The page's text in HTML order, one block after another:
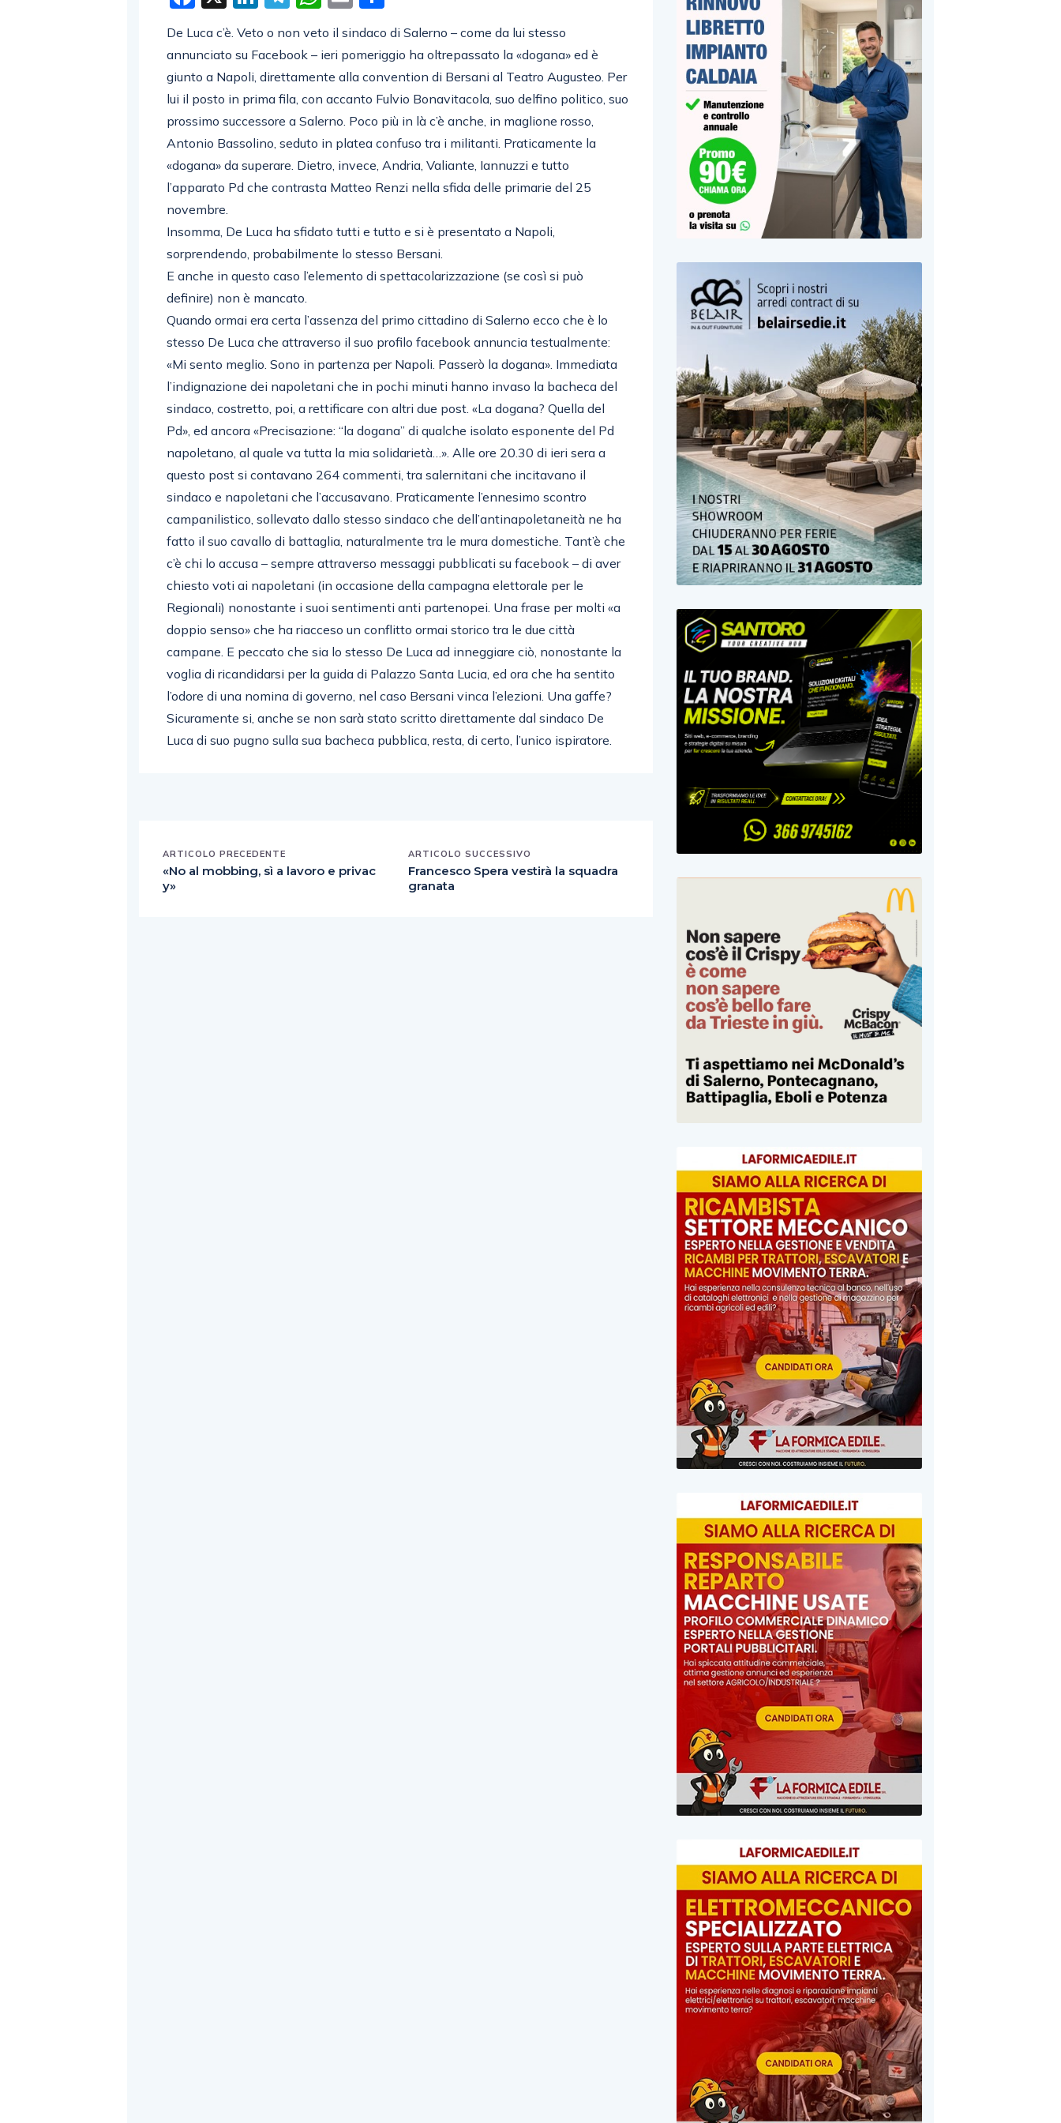
De Luca c’è. Veto o non veto il sindaco di Salerno – come da lui stesso
annunciato su Facebook – ieri pomeriggio ha oltrepassato la «dogana» ed è
giunto a Napoli, direttamente alla convention di Bersani al Teatro Augusteo. Per
lui il posto in prima fila, con accanto Fulvio Bonavitacola, suo delfino politico, suo
prossimo successore a Salerno. Poco più in là c’è anche, in maglione rosso,
Antonio Bassolino, seduto in platea confuso tra i militanti. Praticamente la
«dogana» da superare. Dietro, invece, Andria, Valiante, Iannuzzi e tutto
l’apparato Pd che contrasta Matteo Renzi nella sfida delle primarie del 25
novembre.
Insomma, De Luca ha sfidato tutti e tutto e si è presentato a Napoli,
sorprendendo, probabilmente lo stesso Bersani.
E anche in questo caso l’elemento di spettacolarizzazione (se così si può
definire) non è mancato.
Quando ormai era certa l’assenza del primo cittadino di Salerno ecco che è lo
stesso De Luca che attraverso il suo profilo facebook annuncia testualmente:
«Mi sento meglio. Sono in partenza per Napoli. Passerò la dogana». Immediata
l’indignazione dei napoletani che in pochi minuti hanno invaso la bacheca del
sindaco, costretto, poi, a rettificare con altri due post. «La dogana? Quella del
Pd», ed ancora «Precisazione: “la dogana” di qualche isolato esponente del Pd
napoletano, al quale va tutta la mia solidarietà…». Alle ore 20.30 di ieri sera a
questo post si contavano 264 commenti, tra salernitani che incitavano il
sindaco e napoletani che l’accusavano. Praticamente l’ennesimo scontro
campanilistico, sollevato dallo stesso sindaco che dell’antinapoletaneità ne ha
fatto il suo cavallo di battaglia, naturalmente tra le mura domestiche. Tant’è che
c’è chi lo accusa – sempre attraverso messaggi pubblicati su facebook – di aver
chiesto voti ai napoletani (in occasione della campagna elettorale per le
Regionali) nonostante i suoi sentimenti anti partenopei. Una frase per molti «a
doppio senso» che ha riacceso un conflitto ormai storico tra le due città
campane. E peccato che sia lo stesso De Luca ad inneggiare ciò, nonostante la
voglia di ricandidarsi per la guida di Palazzo Santa Lucia, ed ora che ha sentito
l’odore di una nomina di governo, nel caso Bersani vinca l’elezioni. Una gaffe?
Sicuramente si, anche se non sarà stato scritto direttamente dal sindaco De
Luca di suo pugno sulla sua bacheca pubblica, resta, di certo, l’unico ispiratore.
ARTICOLO PRECEDENTE
«No al mobbing, sì a lavoro e privac
y»
ARTICOLO SUCCESSIVO
Francesco Spera vestirà la squadra
granata